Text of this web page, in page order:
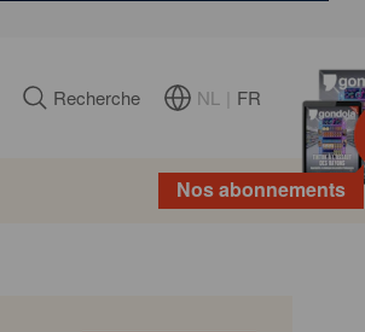
Recherche NL FR
Nos abonnements